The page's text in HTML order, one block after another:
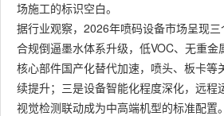
场施工的标识空白。
据行业观察，2026年喷码设备市场呈现
合规倒逼墨水体系升级，低VOC、无重金
核心部件国产化替代加速，喷头、板卡等
续提升；三是设备智能化程度深化，远程
视觉检测联动成为中高端机型的标准配置